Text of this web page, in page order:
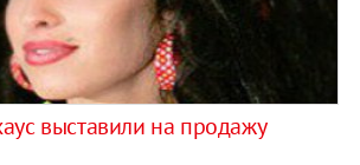
выставили на продажу